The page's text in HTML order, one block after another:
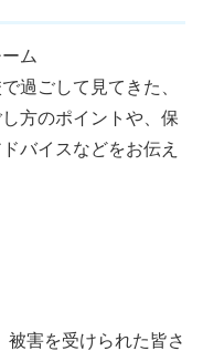
ム
過ごして見てきた、
方のポイントや、保
バイスなどをお伝え
害を受けられた皆さ